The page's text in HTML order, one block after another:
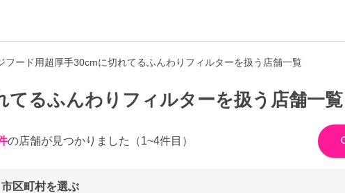
フード用超厚手30cmに切れてるふんわりフィルターを扱う店舗一覧
てるふんわりフィルターを扱う店舗一覧
の店舗が見つかりました （1~4件目）
市区町村を選ぶ